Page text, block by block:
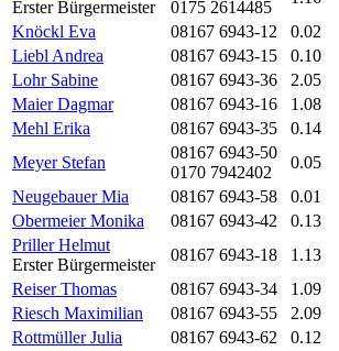
Erster Bürgermeister
0175 2614485
Knöckl Eva
08167 6943-12 0.02
Liebl Andrea
08167 6943-15 0.10
Lohr Sabine
08167 6943-36 2.05
Maier Dagmar
08167 6943-16 1.08
Mehl Erika
08167 6943-35 0.14
Meyer Stefan
08167 6943-50
0170 7942402
0.05
Neugebauer Mia
08167 6943-58 0.01
Obermeier Monika
08167 6943-42 0.13
Priller Helmut
Erster Bürgermeister
08167 6943-18 1.13
Reiser Thomas
08167 6943-34 1.09
Riesch Maximilian
08167 6943-55 2.09
Rottmüller Julia
08167 6943-62 0.12